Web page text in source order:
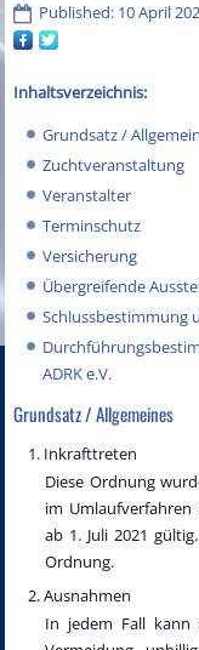
Published: 10 April
Inhaltsverzeichnis:
Grundsatz /
Zuchtveranstaltung
Veranstalter
Terminschutz
Versicherung
Übergreifende
Schlussbestimmung
ADRK e.V.
Grundsatz / Allgemeines
Inkrafttreten
Diese Ordnung
im
ab 1. Juli 2021
Ordnung.
Ausnahmen
In jedem Fall kann